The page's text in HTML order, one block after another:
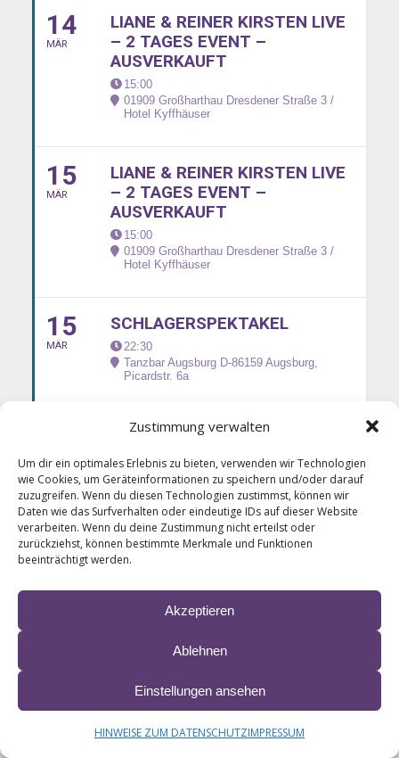
Zustimmung verwalten
Um dir ein optimales Erlebnis zu bieten, verwenden wir Technologien
wie Cookies, um Geräteinformationen zu speichern und/oder darauf
zuzugreifen. Wenn du diesen Technologien zustimmst, können wir
Daten wie das Surfverhalten oder eindeutige IDs auf dieser Website
verarbeiten. Wenn du deine Zustimmung nicht erteilst oder
zurückziehst, können bestimmte Merkmale und Funktionen
beeinträchtigt werden.
Akzeptieren
Ablehnen
Einstellungen ansehen
HINWEISE ZUM DATENSCHUTZIMPRESSUM
14
MÄR
LIANE & REINER KIRSTEN LIVE
– 2 TAGES EVENT –
AUSVERKAUFT
15:00
01909 Großharthau Dresdener Straße 3 /
Hotel Kyffhäuser
15
MÄR
LIANE & REINER KIRSTEN LIVE
– 2 TAGES EVENT –
AUSVERKAUFT
15:00
01909 Großharthau Dresdener Straße 3 /
Hotel Kyffhäuser
15
MÄR
SCHLAGERSPEKTAKEL
22:30
Tanzbar Augsburg D-86159 Augsburg,
Picardstr. 6a
MÄR
SAALBAUSTADL
Weitere Künstler: Die Paldauer,
Stefan Roos
20:00
Restaurant Rössli - Dorfstr. 15 - CH- 3661
Uetendorf
19
ORG – AUFZEICHNUNG SWR F
ERNSEHEN
SWR Studio - Baden Baden
25 LIANE & REINER KIRSTEN LIVE
14:00